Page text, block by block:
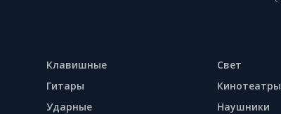
Клавишные
Гитары
Ударные
Свет
Кинотеатры
Наушники